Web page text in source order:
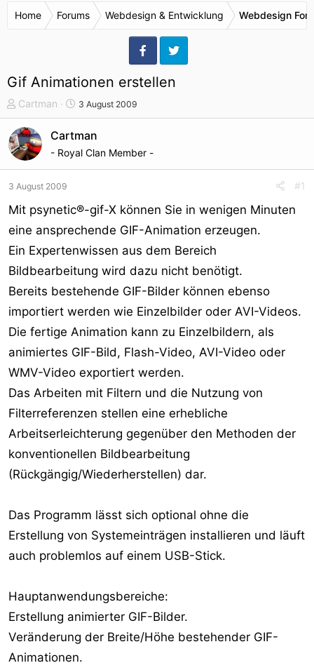
Home Forums Webdesign & Entwicklung Webdesign
Gif Animationen erstellen
T
h
e
m
e
s
t
r
t
e
Cartman
S
t
a
t
m
3 August 2009
Cartman
- Royal Clan Member -
3 August 2009 #1
Mit psynetic®-gif-X können Sie in wenigen Minuten
eine ansprechende GIF-Animation erzeugen.
Ein Expertenwissen aus dem Bereich
Bildbearbeitung wird dazu nicht benötigt.
Bereits bestehende GIF-Bilder können ebenso
importiert werden wie Einzelbilder oder AVI-Videos.
Die fertige Animation kann zu Einzelbildern, als
animiertes GIF-Bild, Flash-Video, AVI-Video oder
WMV-Video exportiert werden.
Das Arbeiten mit Filtern und die Nutzung von
Filterreferenzen stellen eine erhebliche
Arbeitserleichterung gegenüber den Methoden der
konventionellen Bildbearbeitung
(Rückgängig/Wiederherstellen) dar.
Das Programm lässt sich optional ohne die
Erstellung von Systemeinträgen installieren und läuft
auch problemlos auf einem USB-Stick.
Hauptanwendungsbereiche:
Erstellung animierter GIF-Bilder.
Veränderung der Breite/Höhe bestehender GIF-
Animationen.